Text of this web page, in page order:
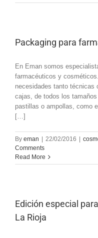
Packaging para
En Eman somos
farmacéuticos y
necesidades tanto técnicas
cajas, de todos los
pastillas o ampollas, como
[…]
By eman 22/02/2016
Comments
Read More
Edición especial
La Rioja